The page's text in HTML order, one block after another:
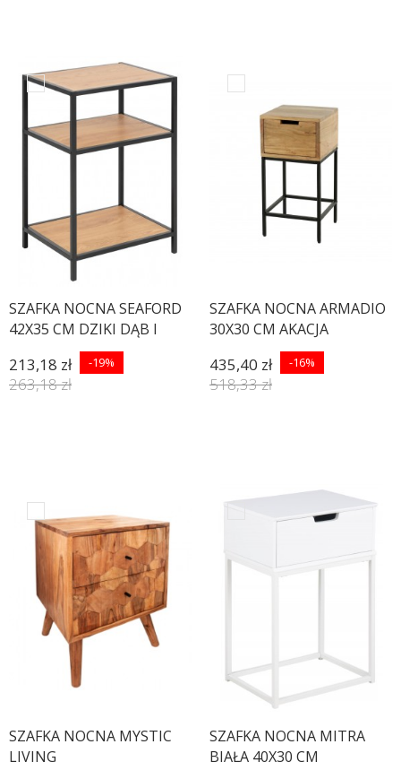
SZAFKA NOCNA SEAFORD
42X35 CM DZIKI DĄB I
213,18 zł -19%
263,18 zł
SZAFKA NOCNA ARMADIO
30X30 CM AKACJA
435,40 zł -16%
518,33 zł
SZAFKA NOCNA MYSTIC
LIVING
SZAFKA NOCNA MITRA
BIAŁA 40X30 CM